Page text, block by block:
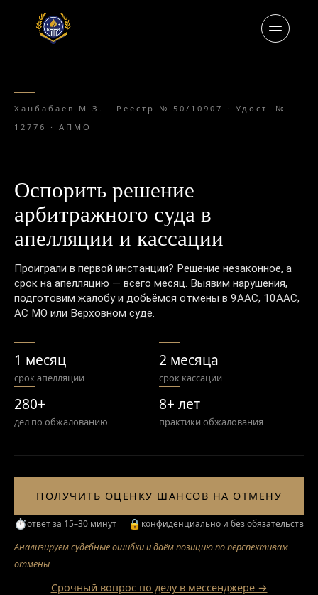
Ханбабаев М.З. · Реестр № 50/10907 · Удост. №
12776 · АПМО
Оспорить решение
арбитражного суда в
апелляции и кассации
Проиграли в первой инстанции? Решение незаконное, а
срок на апелляцию — всего месяц. Выявим нарушения,
подготовим жалобу и добьёмся отмены в 9ААС, 10ААС,
АС МО или Верховном суде.
1 месяц
срок апелляции
2 месяца
срок кассации
280+
дел по обжалованию
8+ лет
практики обжалования
ПОЛУЧИТЬ ОЦЕНКУ ШАНСОВ НА ОТМЕНУ
⏱ответ за 15–30 минут 🔒 конфиденциально и без обязательств
Анализируем судебные ошибки и даём позицию по перспективам
отмены
Срочный вопрос по делу в мессенджере →